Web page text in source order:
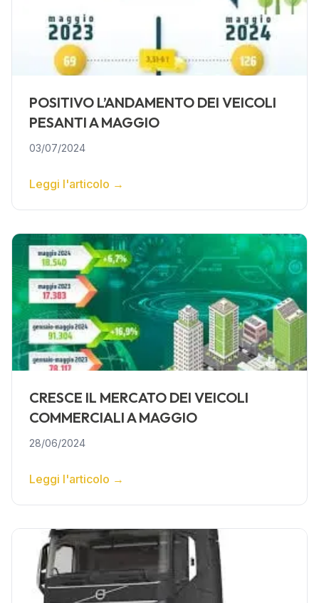
POSITIVO L’ANDAMENTO DEI VEICOLI
PESANTI A MAGGIO
03/07/2024
Leggi l'articolo →
CRESCE IL MERCATO DEI VEICOLI
COMMERCIALI A MAGGIO
28/06/2024
Leggi l'articolo →